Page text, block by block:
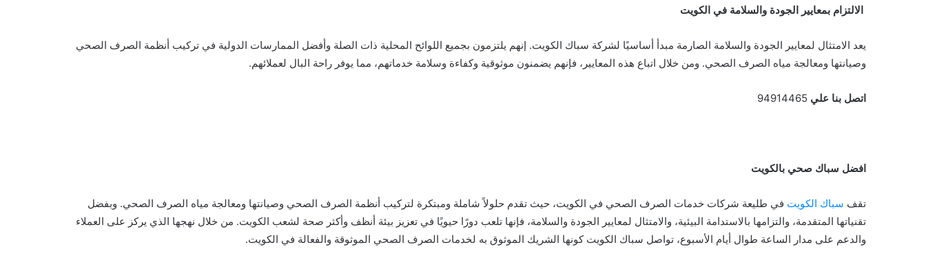
الالتزام بمعايير الجودة والسلامة في الكويت
يعد الامتثال لمعايير الجودة والسلامة الصارمة مبدأ أساسيًا لشركة سباك الكويت. إنهم يلتزمون بجميع اللوائح المحلية ذات الصلة وأفضل الممارسات الدولية في تركيب أنظمة الصرف الصحي
وصيانتها ومعالجة مياه الصرف الصحي. ومن خلال اتباع هذه المعايير، فإنهم يضمنون موثوقية وكفاءة وسلامة خدماتهم، مما يوفر راحة البال لعملائهم.
اتصل بنا علي 94914465
افضل سباك صحي بالكويت
تقف سباك الكويت في طليعة شركات خدمات الصرف الصحي في الكويت، حيث تقدم حلولاً شاملة ومبتكرة لتركيب أنظمة الصرف الصحي وصيانتها ومعالجة مياه الصرف الصحي. وبفضل
تقنياتها المتقدمة، والتزامها بالاستدامة البيئية، والامتثال لمعايير الجودة والسلامة، فإنها تلعب دورًا حيويًا في تعزيز بيئة أنظف وأكثر صحة لشعب الكويت. من خلال نهجها الذي يركز على العملاء
والدعم على مدار الساعة طوال أيام الأسبوع، تواصل سباك الكويت كونها الشريك الموثوق به لخدمات الصرف الصحي الموثوقة والفعالة في الكويت.